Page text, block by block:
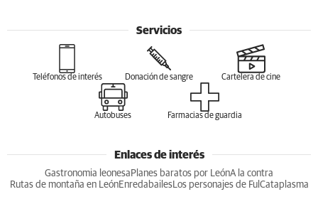
Servicios
Teléfonos de interés Donación de sangre Cartelera de cine
Autobuses Farmacias de guardia
Enlaces de interés
Gastronomia leonesa Planes baratos por LeónA la contra
Rutas de montaña en LeónEnredabailesLos personajes de Ful Cataplasma